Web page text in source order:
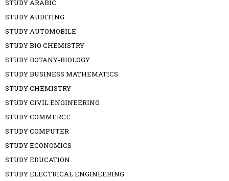
STUDY ARABIC
STUDY AUDITING
STUDY AUTOMOBILE
STUDY BIO CHEMISTRY
STUDY BOTANY-BIOLOGY
STUDY BUSINESS MATHEMATICS
STUDY CHEMISTRY
STUDY CIVIL ENGINEERING
STUDY COMMERCE
STUDY COMPUTER
STUDY ECONOMICS
STUDY EDUCATION
STUDY ELECTRICAL ENGINEERING